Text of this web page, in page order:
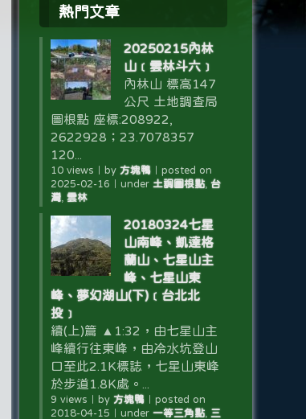
熱門文章
20250215內林
山﹝雲林斗六﹞
內林山 標高147
公尺 土地調查局
圖根點 座標:208922,
2622928；23.7078357
120...
10 views by 方塊鴨｜ posted on
2025-02-16
under 土調圖根點, 台
灣, 雲林
20180324七星
山南峰、凱達格
蘭山、七星山主
峰、七星山東
峰、夢幻湖山(下)﹝台北北
投﹞
續(上)篇 ▲1:32，由七星山主
峰續行往東峰，由冷水坑登山
口至此2.1K標誌，七星山東峰
於步道1.8K處。...
9 views by 方塊鴨｜ posted on
2018-04-15
under 一等三角點, 三